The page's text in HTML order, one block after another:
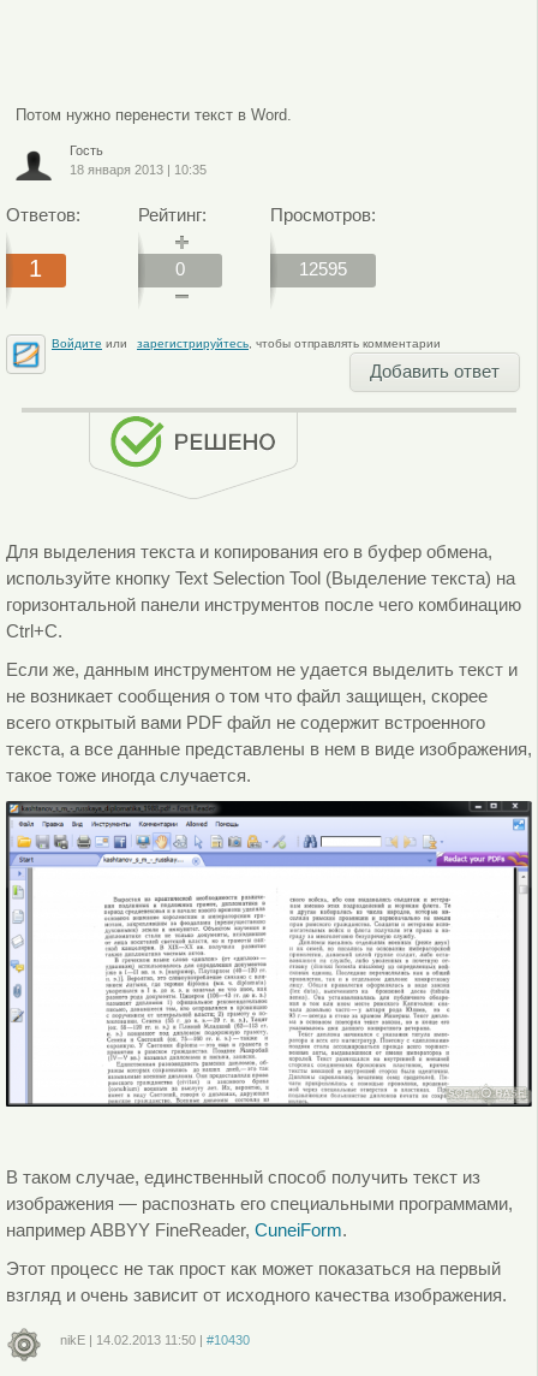
Потом нужно перенести текст в Word.
Гость
18 января 2013| 10:35
Ответов:
1
Рейтинг:
0
Просмотров:
12595
Войдите или зарегистрируйтесь, чтобы отправлять комментарии
Добавить ответ
Для выделения текста и копирования его в буфер обмена,
используйте кнопку Text Selection Tool (Выделение текста) на
горизонтальной панели инструментов после чего комбинацию
Ctrl+C.
Если же, данным инструментом не удается выделить текст и
не возникает сообщения о том что файл защищен, скорее
всего открытый вами PDF файл не содержит встроенного
текста, а все данные представлены в нем в виде изображения,
такое тоже иногда случается.
В таком случае, единственный способ получить текст из
изображения — распознать его специальными программами,
например ABBYY FineReader, CuneiForm.
Этот процесс не так прост как может показаться на первый
взгляд и очень зависит от исходного качества изображения.
nikE| 14.02.2013 11:50| #10430